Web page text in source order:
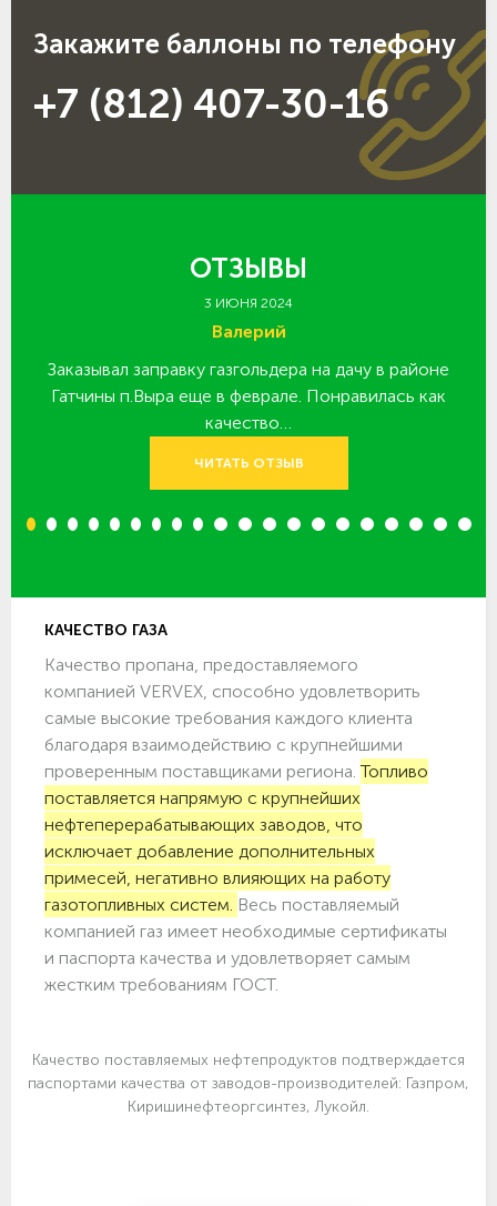
Закажите баллоны по телефону
+7 (812) 407-30-16
ОТЗЫВЫ
3 ИЮНЯ 2024
Валерий
Заказывал заправку газгольдера на дачу в районе
Гатчины п.Выра еще в феврале. Понравилась как
качество…
ЧИТАТЬ ОТЗЫВ
1 2 3 4 5 6 7 8 9 10 11 12 13 14 15 16 17 18 19 20
КАЧЕСТВО ГАЗА
Качество пропана, предоставляемого
компанией VERVEX, способно удовлетворить
самые высокие требования каждого клиента
благодаря взаимодействию с крупнейшими
проверенным поставщиками региона.Топливо
поставляется напрямую с крупнейших
нефтеперерабатывающих заводов, что
исключает добавление дополнительных
примесей, негативно влияющих на работу
газотопливных систем. Весь поставляемый
компанией газ имеет необходимые сертификаты
и паспорта качества и удовлетворяет самым
жестким требованиям ГОСТ.
Качество поставляемых нефтепродуктов подтверждается
паспортами качества от заводов-производителей: Газпром,
Киришинефтеоргсинтез, Лукойл.